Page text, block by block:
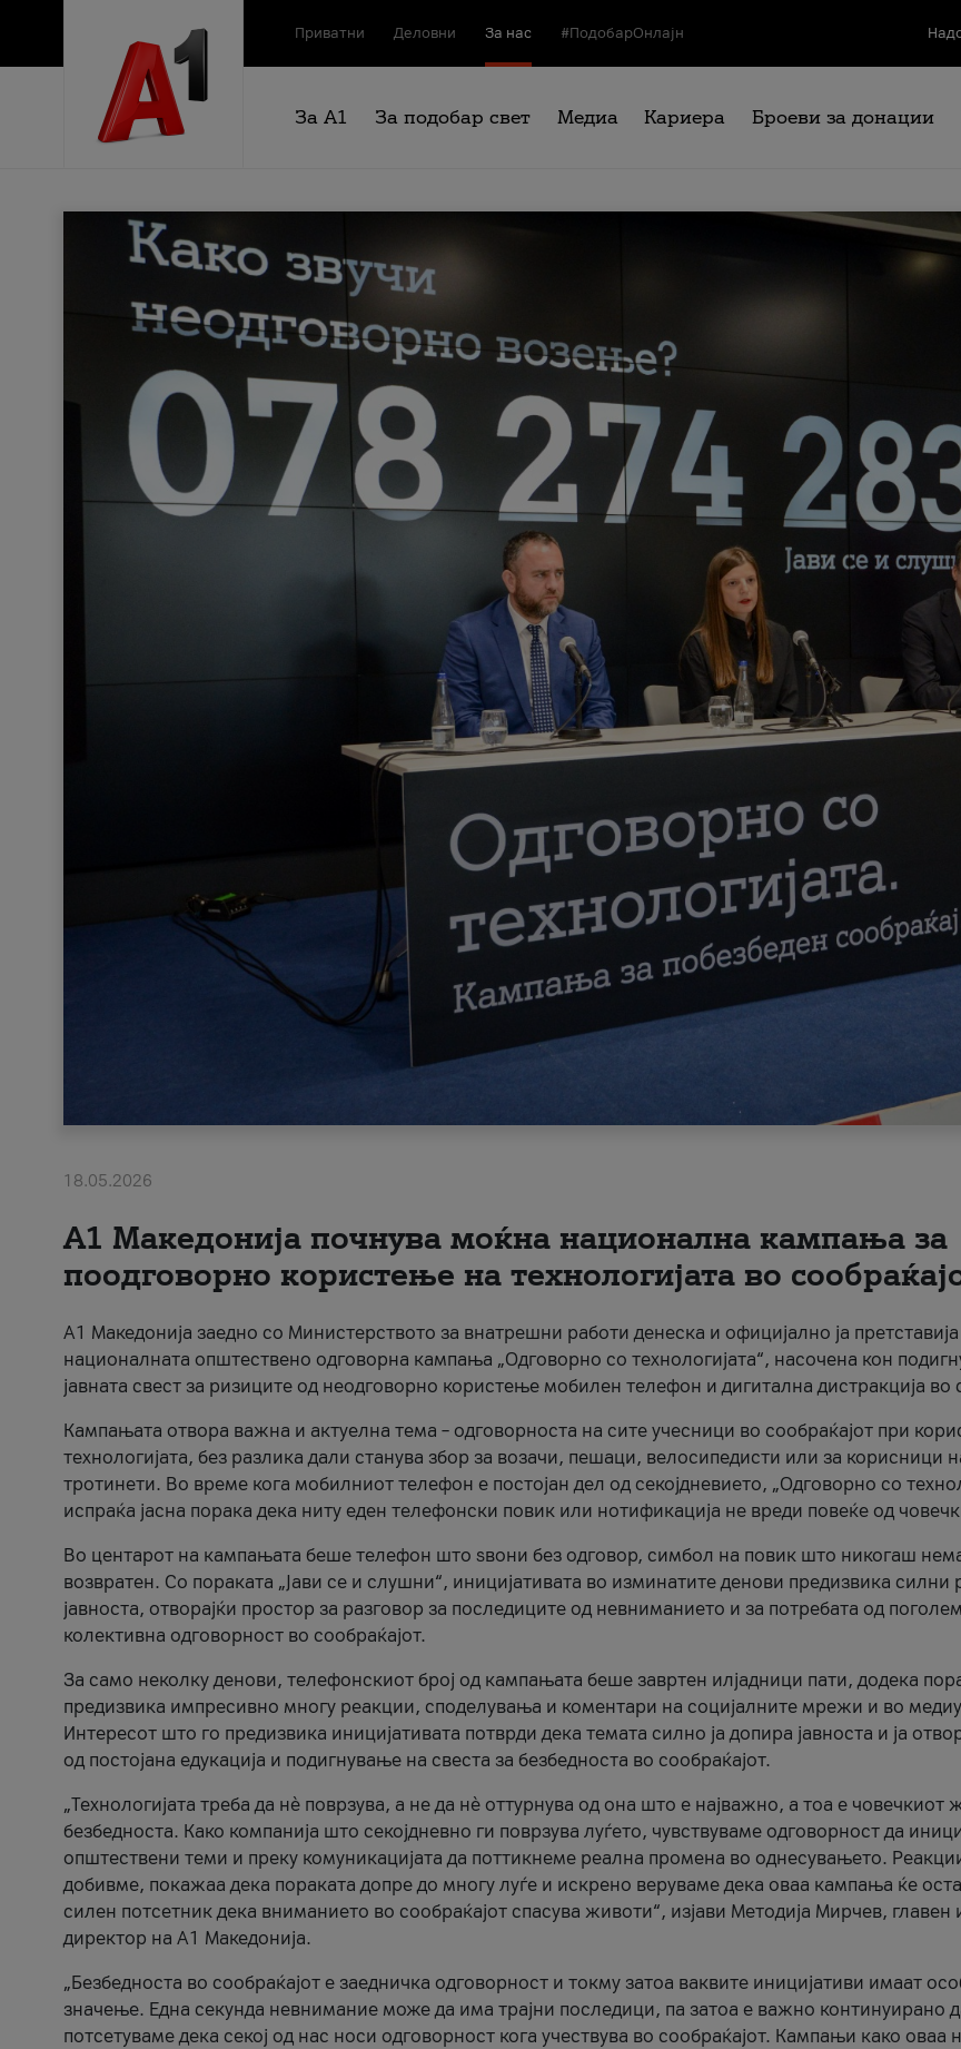
Приватни Деловни За нас #ПодобарОнлајн
За А1 За подобар свет Медиа Кариера Броеви за донации
18.05.2026
A1 Македонија почнува моќна национална кампања за
поодговорно користење на технологијата во
A1 Македонија заедно со Министерството за внатрешни работи денеска и официјално ја претставија
националната општествено одговорна кампања „Одговорно со технологијата“, насочена кон
јавната свест за ризиците од неодговорно користење мобилен телефон и дигитална дистракција во
Кампањата отвора важна и актуелна тема – одговорноста на сите учесници во сообраќајот при
технологијата, без разлика дали станува збор за возачи, пешаци, велосипедисти или за корисници
тротинети. Во време кога мобилниот телефон е постојан дел од секојдневието, „Одговорно со
испраќа јасна порака дека ниту еден телефонски повик или нотификација не вреди повеќе од
Во центарот на кампањата беше телефон што ѕвони без одговор, симбол на повик што никогаш
возвратен. Со пораката „Јави се и слушни“, иницијативата во изминатите денови предизвика силни
јавноста, отворајќи простор за разговор за последиците од невниманието и за потребата од
колективна одговорност во сообраќајот.
За само неколку денови, телефонскиот број од кампањата беше завртен илјадници пати, додека
предизвика импресивно многу реакции, споделувања и коментари на социјалните мрежи и во
Интересот што го предизвика иницијативата потврди дека темата силно ја допира јавноста и ја
од постојана едукација и подигнување на свеста за безбедноста во сообраќајот.
„Технологијата треба да нè поврзува, а не да нè оттурнува од она што е најважно, а тоа е човечкиот
безбедноста. Како компанија што секојдневно ги поврзува луѓето, чувствуваме одговорност да
општествени теми и преку комуникацијата да поттикнеме реална промена во однесувањето.
добивме, покажаа дека пораката допре до многу луѓе и искрено веруваме дека оваа кампања ќе
силен потсетник дека вниманието во сообраќајот спасува животи“, изјави Методија Мирчев, главен
директор на А1 Македонија.
„Безбедноста во сообраќајот е заедничка одговорност и токму затоа ваквите иницијативи имаат
значење. Една секунда невнимание може да има трајни последици, па затоа е важно континуирано
потсетуваме дека секој од нас носи одговорност кога учествува во сообраќајот. Кампањи како оваа